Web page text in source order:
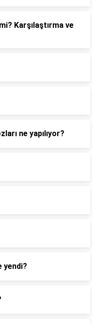
Karşılaştırma ve
ne yapılıyor?
yendi?